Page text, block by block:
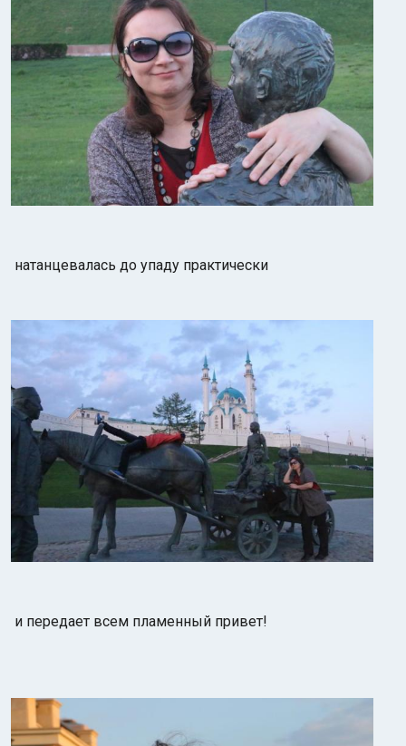
натанцевалась до упаду практически
и передает всем пламенный привет!